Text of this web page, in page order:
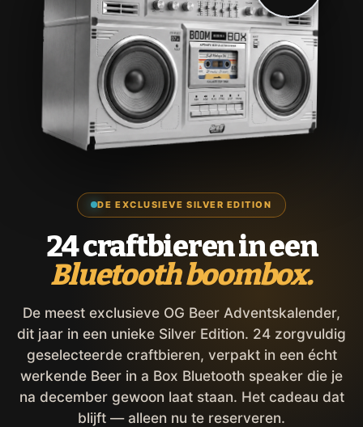
DE EXCLUSIEVE SILVER EDITION
24 craftbieren in een
Bluetooth boombox.
De meest exclusieve OG Beer Adventskalender,
dit jaar in een unieke Silver Edition. 24 zorgvuldig
geselecteerde craftbieren, verpakt in een écht
werkende Beer in a Box Bluetooth speaker die je
na december gewoon laat staan. Het cadeau dat
blijft — alleen nu te reserveren.